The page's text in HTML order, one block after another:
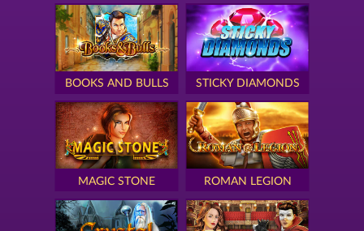
BOOKS AND BULLS STICKY DIAMONDS
MAGIC STONE ROMAN LEGION